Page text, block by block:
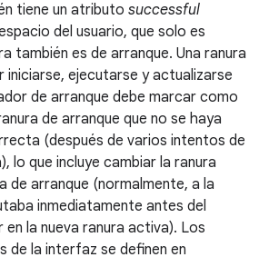
tiene un atributo successful
del usuario, que solo es
también es de arranque. Una ranura
iniciarse, ejecutarse y actualizarse
de arranque debe marcar como
de arranque que no se haya
(después de varios intentos de
lo que incluye cambiar la ranura
de arranque (normalmente, a la
inmediatamente antes del
la nueva ranura activa). Los
de la interfaz se definen en